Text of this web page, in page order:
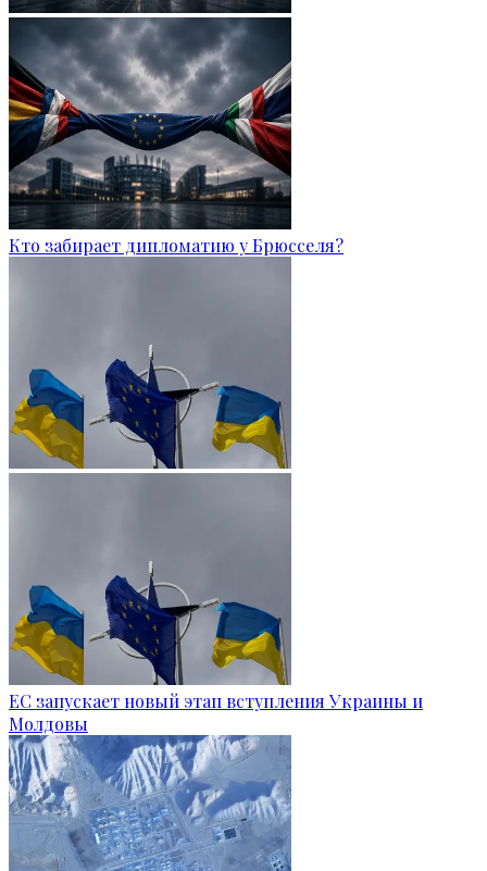
Кто забирает дипломатию у Брюсселя?
ЕС запускает новый этап вступления Украины и
Молдовы